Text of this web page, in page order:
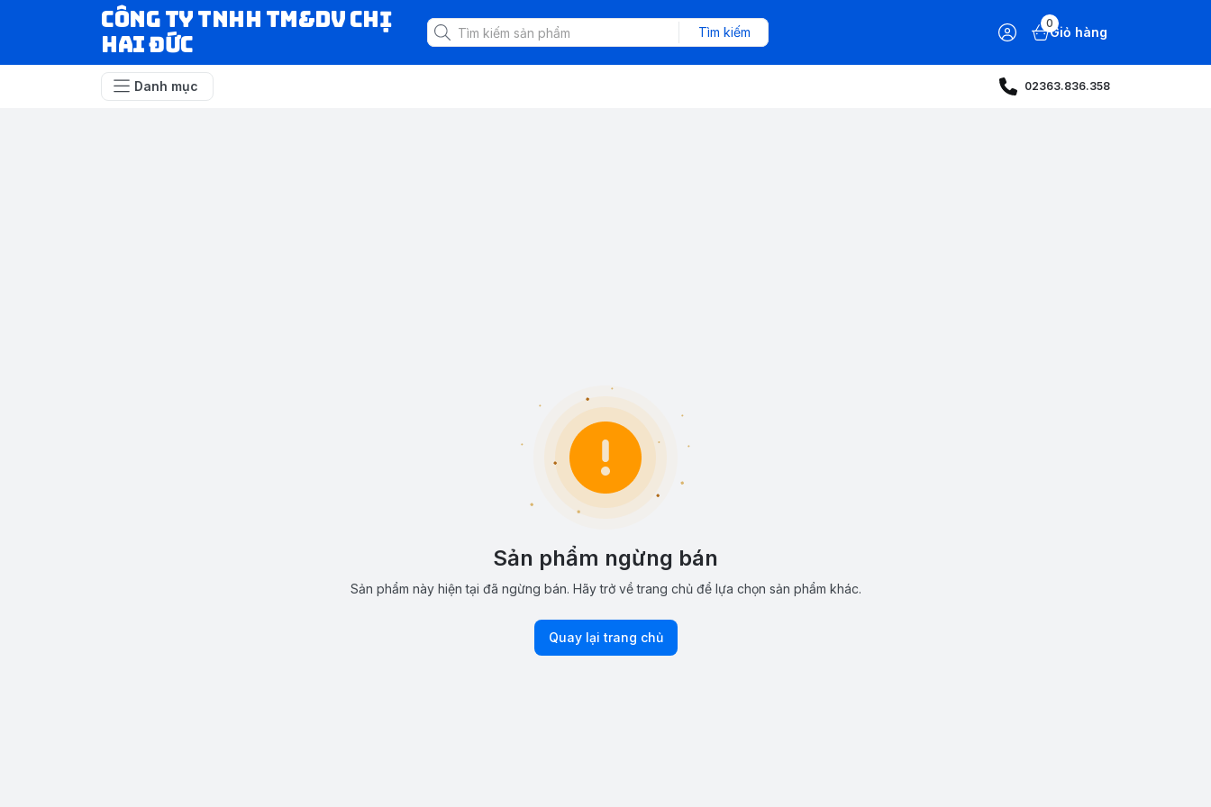
CÔNG TY TNHH TM&DV CHỊ
HAI ĐỨC
Tìm kiếm
0
Giỏ hàng
Danh mục 02363.836.358
Sản phẩm ngừng bán
Sản phẩm này hiện tại đã ngừng bán. Hãy trở về trang chủ để lựa chọn sản phẩm khác.
Quay lại trang chủ